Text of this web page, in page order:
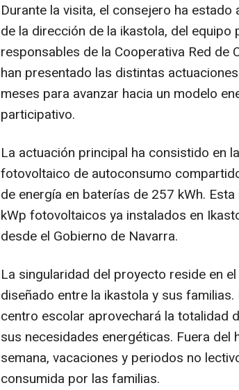
Durante la visita, el consejero ha
de la dirección de la ikastola, del
responsables de la Cooperativa Red de
han presentado las distintas
meses para avanzar hacia un modelo
participativo.
La actuación principal ha consistido en
fotovoltaico de autoconsumo
de energía en baterías de 257 kWh.
kWp fotovoltaicos ya instalados en
desde el Gobierno de Navarra.
La singularidad del proyecto reside en
diseñado entre la ikastola y sus
centro escolar aprovechará la totalidad
sus necesidades energéticas. Fuera
semana, vacaciones y periodos no
consumida por las familias.